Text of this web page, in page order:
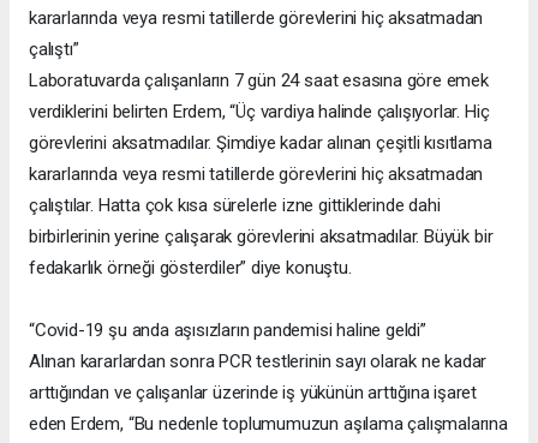
kararlarında veya resmi tatillerde görevlerini hiç aksatmadan
çalıştı”
Laboratuvarda çalışanların 7 gün 24 saat esasına göre emek
verdiklerini belirten Erdem, “Üç vardiya halinde çalışıyorlar. Hiç
görevlerini aksatmadılar. Şimdiye kadar alınan çeşitli kısıtlama
kararlarında veya resmi tatillerde görevlerini hiç aksatmadan
çalıştılar. Hatta çok kısa sürelerle izne gittiklerinde dahi
birbirlerinin yerine çalışarak görevlerini aksatmadılar. Büyük bir
fedakarlık örneği gösterdiler” diye konuştu.
“Covid-19 şu anda aşısızların pandemisi haline geldi”
Alınan kararlardan sonra PCR testlerinin sayı olarak ne kadar
arttığından ve çalışanlar üzerinde iş yükünün arttığına işaret
eden Erdem, “Bu nedenle toplumumuzun aşılama çalışmalarına